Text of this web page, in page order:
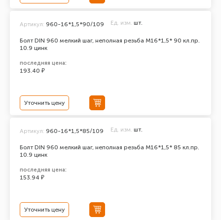
Болт DIN 960 мелкий шаг, неполная резьба M16*1,5* 90 кл.пр.
10.9 цинк
Артикул: 960-16*1,5*90/109 Ед. изм. шт.
последняя цена:
193.40 ₽
Уточнить цену
Болт DIN 960 мелкий шаг, неполная резьба M16*1,5* 85 кл.пр.
10.9 цинк
Артикул: 960-16*1,5*85/109 Ед. изм. шт.
последняя цена:
153.94 ₽
Уточнить цену